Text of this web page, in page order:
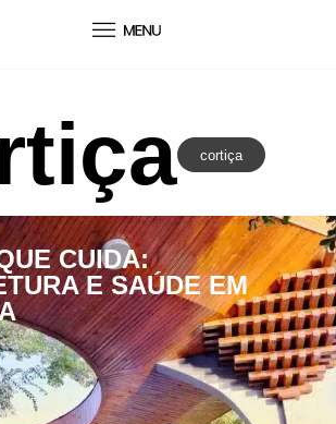
cortiça
CUIDA:
E SAÚDE EM